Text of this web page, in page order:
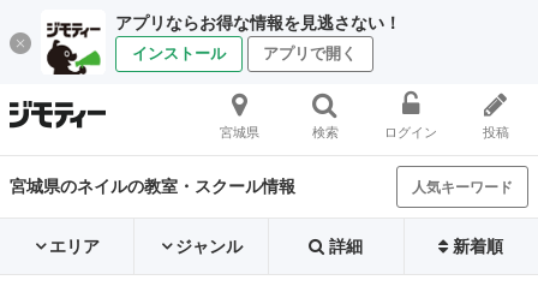
アプリならお得な情報を見逃さない！
インストール アプリで開く
宮城県 検索 ログイン 投稿
宮城県のネイルの教室・スクール情報 人気キーワード
エリア ジャンル 詳細 新着順